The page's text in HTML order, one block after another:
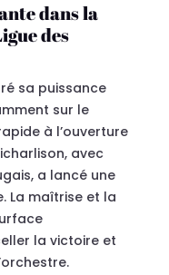
dans la
des
sa puissance
sur le
à l’ouverture
avec
a lancé une
La maîtrise et la
la victoire et